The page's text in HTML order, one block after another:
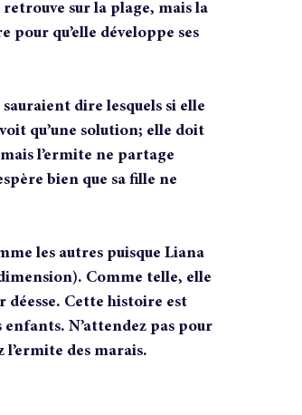
sur la plage, mais la
qu’elle développe ses
dire lesquels si elle
qu’une solution; elle doit
l’ermite ne partage
bien que sa fille ne
les autres puisque Liana
Comme telle, elle
déesse. Cette histoire est
N’attendez pas pour
des marais.